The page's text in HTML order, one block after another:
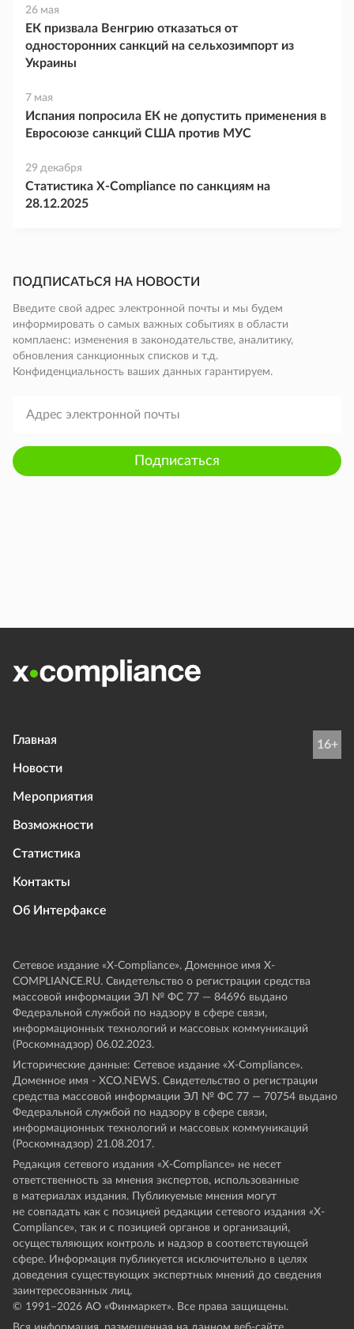
26 мая
ЕК призвала Венгрию отказаться от
односторонних санкций на сельхозимпорт из
Украины
7 мая
Испания попросила ЕК не допустить применения в
Евросоюзе санкций США против МУС
29 декабря
Статистика X-Compliance по санкциям на
28.12.2025
ПОДПИСАТЬСЯ НА НОВОСТИ
Введите свой адрес электронной почты и мы будем
информировать о самых важных событиях в области
комплаенс: изменения в законодательстве, аналитику,
обновления санкционных списков и т.д.
Конфиденциальность ваших данных гарантируем.
Подписаться
Главная
Новости
Мероприятия
Возможности
Статистика
Контакты
Об Интерфаксе
16+
Сетевое издание «Х-Compliance». Доменное имя X-
COMPLIANCE.RU. Свидетельство о регистрации средства
массовой информации ЭЛ № ФС 77 — 84696 выдано
Федеральной службой по надзору в сфере связи,
информационных технологий и массовых коммуникаций
(Роскомнадзор) 06.02.2023.
Исторические данные: Сетевое издание «Х-Compliance».
Доменное имя - XCO.NEWS. Свидетельство о регистрации
средства массовой информации ЭЛ № ФС 77 — 70754 выдано
Федеральной службой по надзору в сфере связи,
информационных технологий и массовых коммуникаций
(Роскомнадзор) 21.08.2017.
Редакция сетевого издания «X-Compliance» не несет
ответственность за мнения экспертов, использованные
в материалах издания. Публикуемые мнения могут
не совпадать как с позицией редакции сетевого издания «X-
Compliance», так и с позицией органов и организаций,
осуществляющих контроль и надзор в соответствующей
сфере. Информация публикуется исключительно в целях
доведения существующих экспертных мнений до сведения
заинтересованных лиц.
© 1991–2026 АО «Финмаркет». Все права защищены.